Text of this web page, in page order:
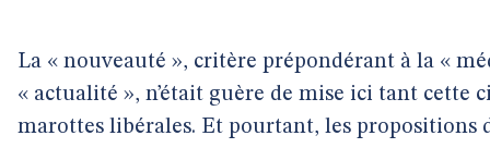
La « nouveauté », critère prépondérant à la «
« actualité », n’était guère de mise ici tant cette
marottes libérales. Et pourtant, les propositions